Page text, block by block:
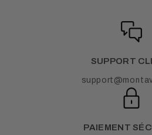
SUPPORT
PAIEMENT